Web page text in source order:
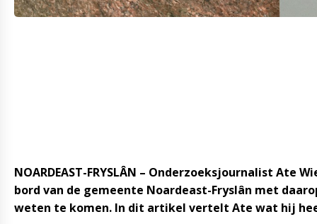
NOARDEAST-FRYSLÂN – Onderzoeksjournalist
bord van de gemeente Noardeast-Fryslân met
weten te komen. In dit artikel vertelt Ate wat hij